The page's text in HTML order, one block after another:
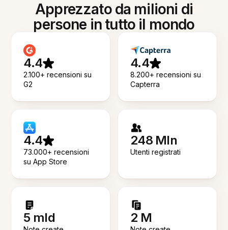
Apprezzato da milioni di
persone in tutto il mondo
4.4
2.100+ recensioni su
G2
4.4
8.200+ recensioni su
Capterra
4.4
73.000+ recensioni
su App Store
248 Mln
Utenti registrati
5 mld 2 M